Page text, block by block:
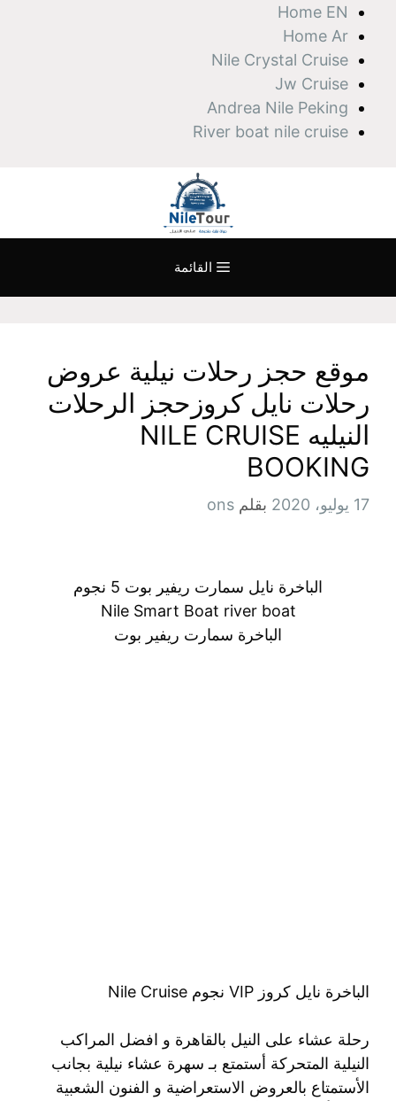
انتقل
المحتوى
Home EN
Home Ar
Nile Crystal Cruise
Jw Cruise
Andrea Nile Peking
River boat nile cruise
القائمة
موقع حجز رحلات نيلية عروض
رحلات نايل كروزحجز الرحلات
النيليه NILE CRUISE
BOOKING
17 يوليو، 2020 بقلم ons
الباخرة نايل سمارت ريفير بوت 5 نجوم
Nile Smart Boat river boat
الباخرة سمارت ريفير بوت
الباخرة نايل كروز VIP نجوم Nile Cruise
رحلة عشاء على النيل بالقاهرة و افضل المراكب
النيلية المتحركة أستمتع بـ سهرة عشاء نيلية بجانب
الأستمتاع بالعروض الاستعراضية و الفنون الشعبية